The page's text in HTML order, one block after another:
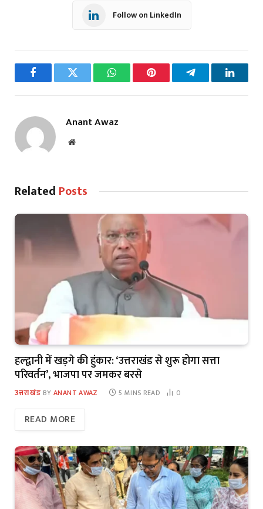
Follow on LinkedIn
FacebookTwitter WhatsAppPinterest Telegram
Anant Awaz
Website
Related Posts
हल्द्वानी में खड़गे की हुंकार: ‘उत्तराखंड से शुरू होगा सत्ता
परिवर्तन’, भाजपा पर जमकर बरसे
उत्तराखंड BY ANANT AWAZ 5 MINS READ 0
READ MORE